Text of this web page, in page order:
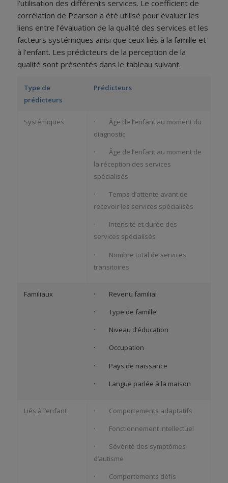
l’utilisation des différents services. Le coefficient de
corrélation de Pearson a été utilisé pour évaluer les
liens entre l’évaluation de la qualité des services et les
facteurs systémiques ainsi que ceux liés à la famille et
à l’enfant. Les prédicteurs de la perception de la
qualité sont présentés dans le tableau suivant.
Type de
prédicteurs
Prédicteurs
Systémiques
· Âge de l’enfant au moment du
diagnostic
· Âge de l’enfant au moment de
la réception des services
spécialisés
· Temps d’attente avant de
recevoir les services spécialisés
· Intensité et durée des
services spécialisés
· Nombre total de services
transitoires
Familiaux
· Revenu familial
· Type de famille
· Niveau d’éducation
· Occupation
· Pays de naissance
· Langue parlée à la maison
Liés à l’enfant
· Comportements adaptatifs
· Fonctionnement intellectuel
· Sévérité des symptômes
d’autisme
· Comportements défis